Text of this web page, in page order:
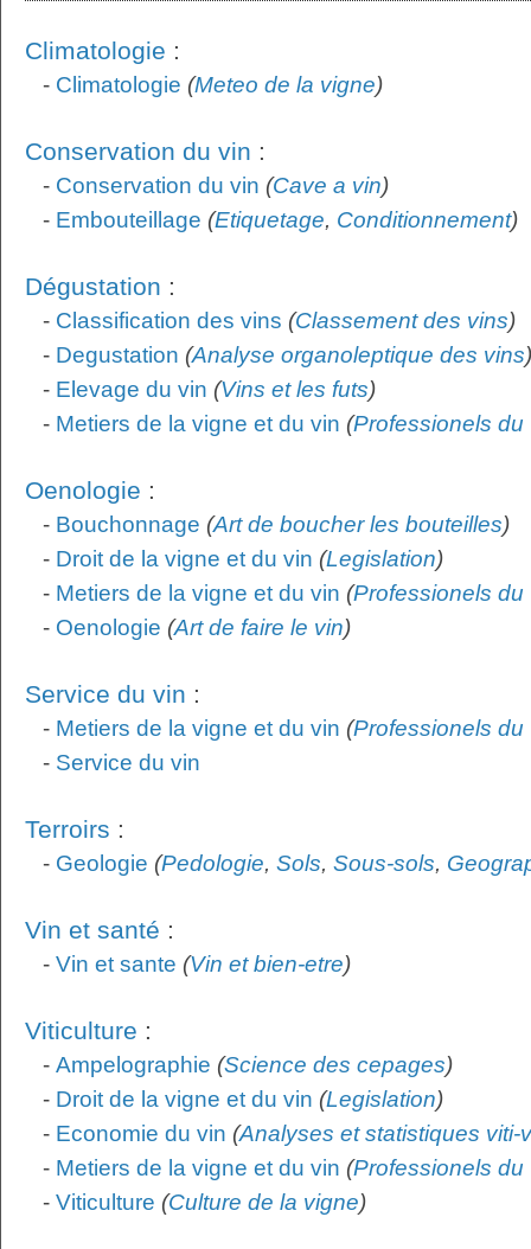
Climatologie :
- Climatologie (Meteo de la vigne)
Conservation du vin :
- Conservation du vin (Cave a vin)
- Embouteillage (Etiquetage, Conditionnement)
Dégustation :
- Classification des vins (Classement des vins)
- Degustation (Analyse organoleptique des vins)
- Elevage du vin (Vins et les futs)
- Metiers de la vigne et du vin (Professionels du
Oenologie :
- Bouchonnage (Art de boucher les bouteilles)
- Droit de la vigne et du vin (Legislation)
- Metiers de la vigne et du vin (Professionels du
- Oenologie (Art de faire le vin)
Service du vin :
- Metiers de la vigne et du vin (Professionels du
- Service du vin
Terroirs :
- Geologie (Pedologie, Sols, Sous-sols,
Vin et santé :
- Vin et sante (Vin et bien-etre)
Viticulture :
- Ampelographie (Science des cepages)
- Droit de la vigne et du vin (Legislation)
- Economie du vin (Analyses et statistiques viti-
- Metiers de la vigne et du vin (Professionels du
- Viticulture (Culture de la vigne)